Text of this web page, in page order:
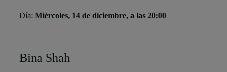
Día: Miércoles, 14 de diciembre, a las 20:00
Bina Shah